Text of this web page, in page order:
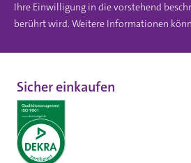
Ihre Einwilligung in die vorstehend
berührt wird. Weitere Informationen
Sicher einkaufen